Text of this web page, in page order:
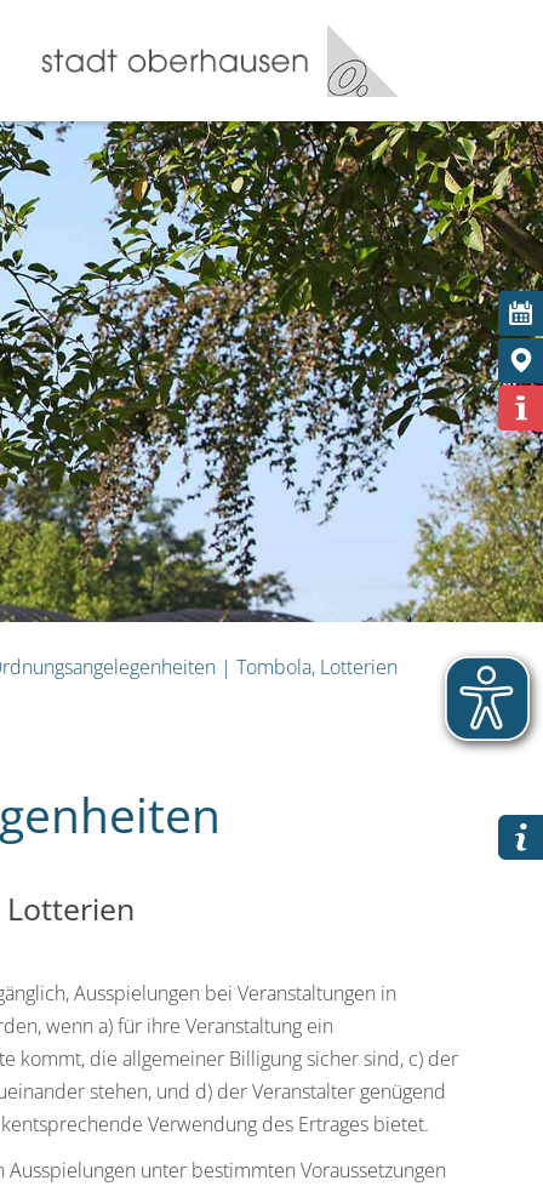
| Tombola, Lotterien
Lotterien
Ausspielungen bei Veranstaltungen in
wenn a) für ihre Veranstaltung ein
kommt, die allgemeiner Billigung sicher sind, c) der
stehen, und d) der Veranstalter genügend
Verwendung des Ertrages bietet.
unter bestimmten Voraussetzungen